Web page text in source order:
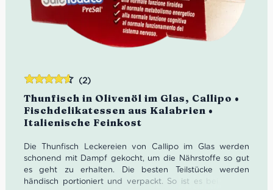
Thunfisch in Olivenöl im Glas, Callipo •
Fischdelikatessen aus Kalabrien •
Italienische Feinkost
(2)
Die Thunfisch Leckereien von Callipo im Glas werden
schonend mit Dampf gekocht, um die Nährstoffe so gut
es geht zu erhalten. Die besten Teilstücke werden
händisch portioniert und verpackt. So ist es bei Callipo
Bewertet
mit4.50
von 5